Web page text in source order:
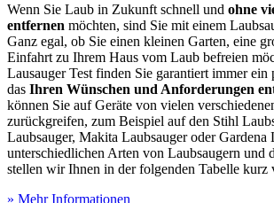
Wenn Sie Laub in Zukunft schnell und ohne
entfernen möchten, sind Sie mit einem
Ganz egal, ob Sie einen kleinen Garten, eine
Einfahrt zu Ihrem Haus vom Laub befreien
Lausauger Test finden Sie garantiert immer ein
das Ihren Wünschen und Anforderungen
können Sie auf Geräte von vielen
zurückgreifen, zum Beispiel auf den Stihl
Laubsauger, Makita Laubsauger oder Gardena
unterschiedlichen Arten von Laubsaugern und
stellen wir Ihnen in der folgenden Tabelle kurz
» Mehr Informationen